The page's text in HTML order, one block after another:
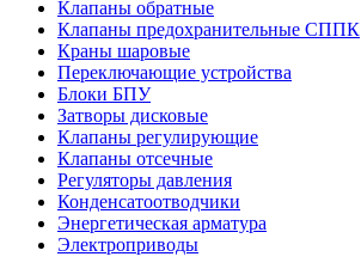
Клапаны обратные
Клапаны предохранительные СППК
Краны шаровые
Переключающие устройства
Блоки БПУ
Затворы дисковые
Клапаны регулирующие
Клапаны отсечные
Регуляторы давления
Конденсатоотводчики
Энергетическая арматура
Электроприводы